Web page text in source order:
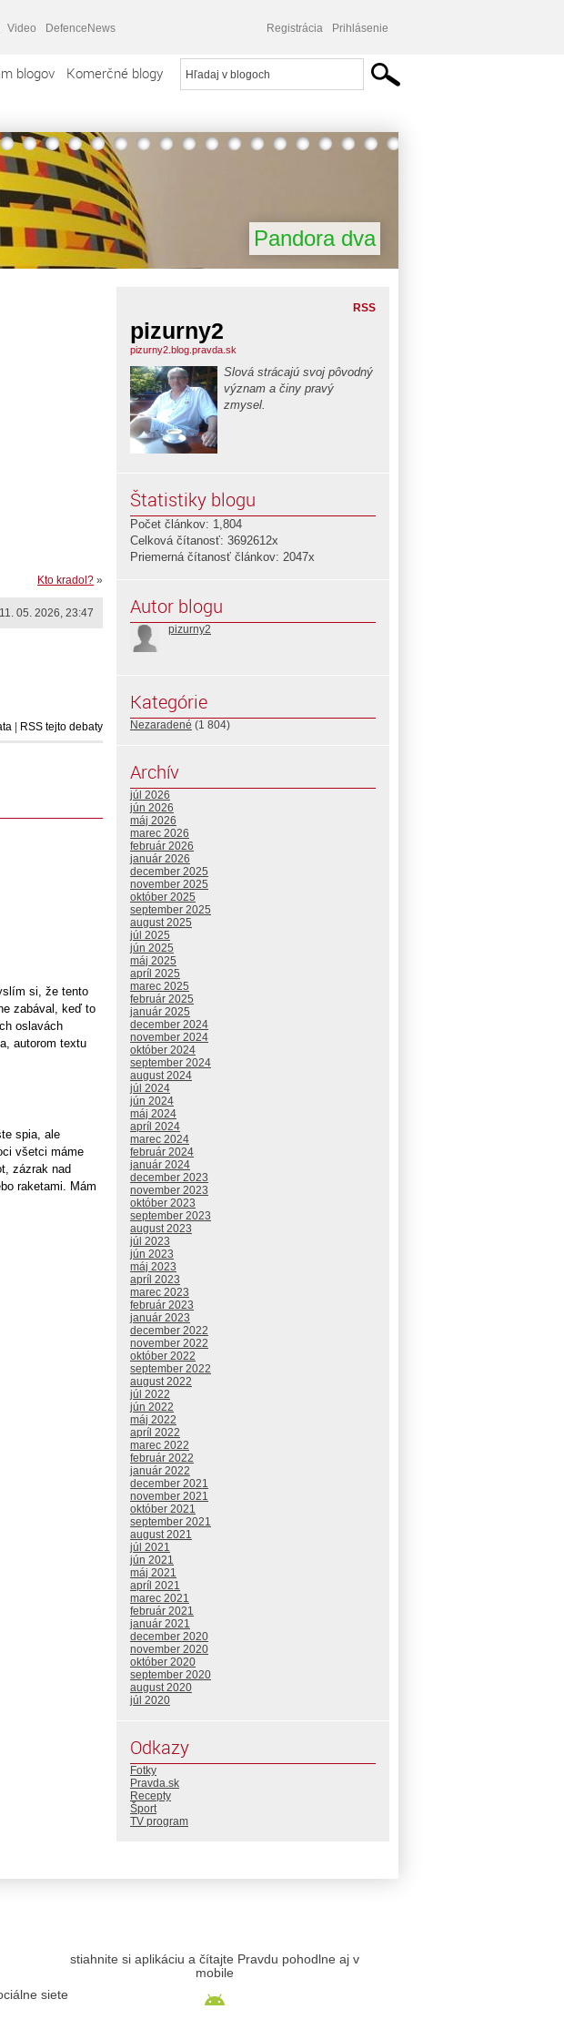
Video DefenceNews Registrácia Prihlásenie
blogov Komerčné blogy
Pandora dva
Kto kradol? »
05. 2026, 23:47
| RSS tejto debaty
si, že tento
zabával, keď to
oslavách
autorom textu
spia, ale
všetci máme
zázrak nad
raketami. Mám
RSS
pizurny2
pizurny2.blog.pravda.sk
Slová strácajú svoj pôvodný
význam a činy pravý
zmysel.
Štatistiky blogu
Počet článkov: 1,804
Celková čítanosť: 3692612x
Priemerná čítanosť článkov: 2047x
Autor blogu
pizurny2
Kategórie
Nezaradené (1 804)
Archív
júl 2026
jún 2026
máj 2026
marec 2026
február 2026
január 2026
december 2025
november 2025
október 2025
september 2025
august 2025
júl 2025
jún 2025
máj 2025
apríl 2025
marec 2025
február 2025
január 2025
december 2024
november 2024
október 2024
september 2024
august 2024
júl 2024
jún 2024
máj 2024
apríl 2024
marec 2024
február 2024
január 2024
december 2023
november 2023
október 2023
september 2023
august 2023
júl 2023
jún 2023
máj 2023
apríl 2023
marec 2023
február 2023
január 2023
december 2022
november 2022
október 2022
september 2022
august 2022
júl 2022
jún 2022
máj 2022
apríl 2022
marec 2022
február 2022
január 2022
december 2021
november 2021
október 2021
september 2021
august 2021
júl 2021
jún 2021
máj 2021
apríl 2021
marec 2021
február 2021
január 2021
december 2020
november 2020
október 2020
september 2020
august 2020
júl 2020
Odkazy
Fotky
Pravda.sk
Recepty
Šport
TV program
siete
stiahnite si aplikáciu a čítajte Pravdu pohodlne aj v
mobile